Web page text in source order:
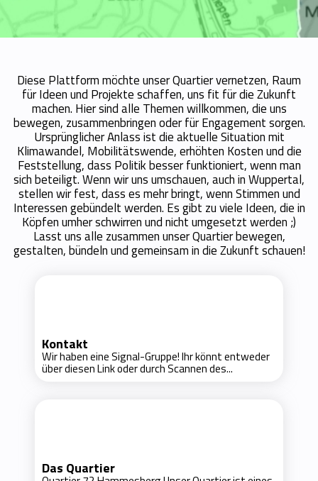
Diese Plattform möchte unser Quartier vernetzen, Raum
für Ideen und Projekte schaffen, uns fit für die Zukunft
machen. Hier sind alle Themen willkommen, die uns
bewegen, zusammenbringen oder für Engagement sorgen.
Ursprünglicher Anlass ist die aktuelle Situation mit
Klimawandel, Mobilitätswende, erhöhten Kosten und die
Feststellung, dass Politik besser funktioniert, wenn man
sich beteiligt. Wenn wir uns umschauen, auch in Wuppertal,
stellen wir fest, dass es mehr bringt, wenn Stimmen und
Interessen gebündelt werden. Es gibt zu viele Ideen, die in
Köpfen umher schwirren und nicht umgesetzt werden ;)
Lasst uns alle zusammen unser Quartier bewegen,
gestalten, bündeln und gemeinsam in die Zukunft schauen!
Kontakt
Wir haben eine Signal-Gruppe! Ihr könnt entweder
über diesen Link oder durch Scannen des...
Das Quartier